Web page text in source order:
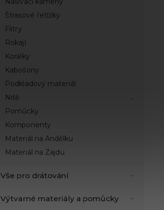
Štrasové řetízky
Flitry
Rokajl
Korálky
Kabošony
Podkladový materiál
Nitě
Pomůcky
Komponenty
Materiál na Andělku
Materiál na Zajdu
Vše pro drátování
Výtvarné materiály a pomůcky